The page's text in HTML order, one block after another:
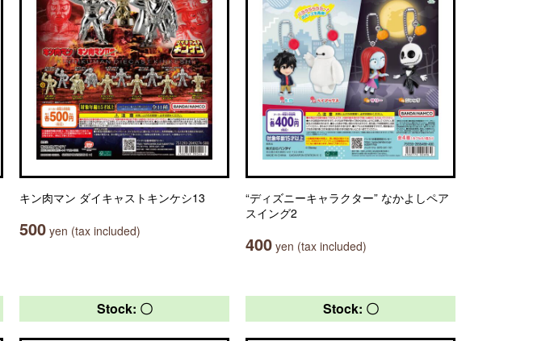
キン肉マン ダイキャストキンケシ13
500 yen (tax included)
“ディズニーキャラクター” なかよしペア
スイング2
400 yen (tax included)
Stock: 〇 Stock: 〇